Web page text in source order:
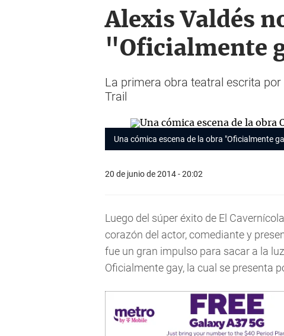
Alexis Valdés
"Oficialmente
La primera obra teatral escrita
Trail
Una cómica escena de la obra "Oficialmente
20 de junio de 2014 - 20:02
Luego del súper éxito de El Cavernícola
corazón del actor, comediante y
fue un gran impulso para sacar a la
Oficialmente gay, la cual se presenta